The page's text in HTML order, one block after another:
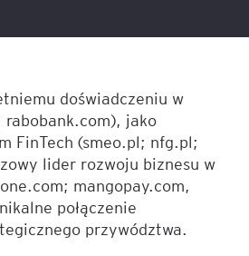
doświadczeniu w
jako
FinTech (smeo.pl; nfg.pl;
lider rozwoju biznesu w
mangopay.com,
połączenie
przywództwa.